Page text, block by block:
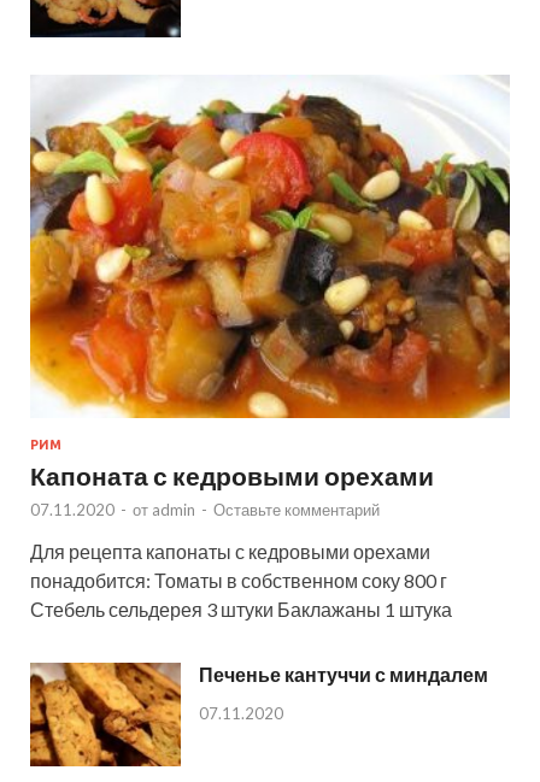
РИМ
Капоната с кедровыми орехами
07.11.2020 - от admin - Оставьте комментарий
Для рецепта капонаты с кедровыми орехами
понадобится: Томаты в собственном соку 800 г
Стебель сельдерея 3 штуки Баклажаны 1 штука
Печенье кантуччи с миндалем
07.11.2020